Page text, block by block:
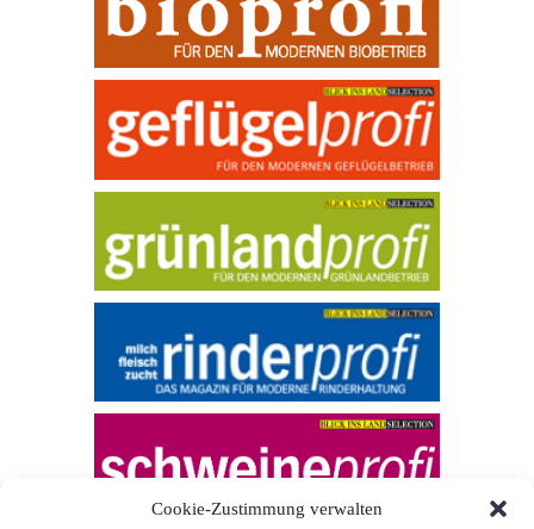
Cookie-Zustimmung verwalten